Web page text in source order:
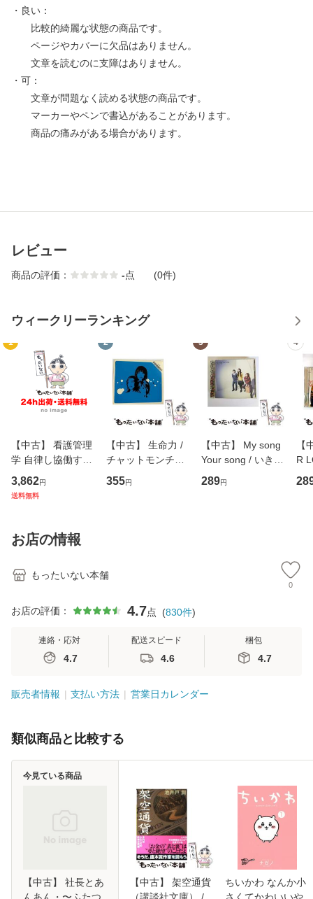
・良い：
比較的綺麗な状態の商品です。
ページやカバーに欠品はありません。
文章を読むのに支障はありません。
・可：
文章が問題なく読める状態の商品です。
マーカーやペンで書込があることがあります。
商品の痛みがある場合があります。
レビュー
商品の評価： -点 (0件)
ウィークリーランキング
1
【中古】 看護管理
学 自律し協働する
専門職の看護マネ
ジメントスキル 改
恵 藤本幸三 / 南江
堂 [単行
3,862円
送料無料
2
【中古】 生命力 /
チャットモンチー /
キューンレコード
[CD]【メール便送
355円
3
【中古】 My song
Your song / いきも
のがかり / [CD]
【メール便送料無
289円
4
【
R
産
お店の情報
もったいない本舗
0
お店の評価： 4.7点 (830件)
連絡・応対
4.7
配送スピード
4.6
梱包
4.7
販売者情報 支払い方法 営業日カレンダー
類似商品と比較する
【中古】 社長とあ
今見ている商品
【中古】 架空通貨
ちいかわ なんか小